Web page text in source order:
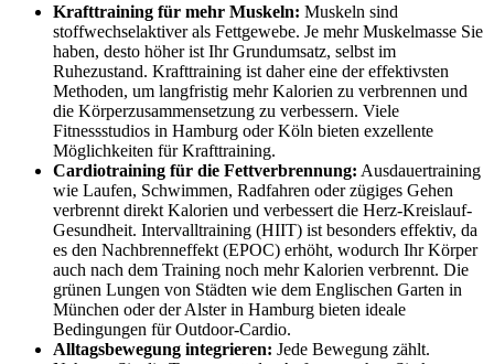
Krafttraining für mehr Muskeln: Muskeln sind
stoffwechselaktiver als Fettgewebe. Je mehr Muskelmasse Sie
haben, desto höher ist Ihr Grundumsatz, selbst im
Ruhezustand. Krafttraining ist daher eine der effektivsten
Methoden, um langfristig mehr Kalorien zu verbrennen und
die Körperzusammensetzung zu verbessern. Viele
Fitnessstudios in Hamburg oder Köln bieten exzellente
Möglichkeiten für Krafttraining.
Cardiotraining für die Fettverbrennung: Ausdauertraining
wie Laufen, Schwimmen, Radfahren oder zügiges Gehen
verbrennt direkt Kalorien und verbessert die Herz-Kreislauf-
Gesundheit. Intervalltraining (HIIT) ist besonders effektiv, da
es den Nachbrenneffekt (EPOC) erhöht, wodurch Ihr Körper
auch nach dem Training noch mehr Kalorien verbrennt. Die
grünen Lungen von Städten wie dem Englischen Garten in
München oder der Alster in Hamburg bieten ideale
Bedingungen für Outdoor-Cardio.
Alltagsbewegung integrieren: Jede Bewegung zählt.